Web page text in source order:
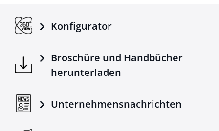
Konfigurator
Broschüre und Handbücher
herunterladen
Unternehmensnachrichten